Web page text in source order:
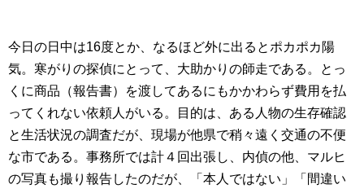
今日の日中は16度とか、なるほど外に出るとポカポカ陽
気。寒がりの探偵にとって、大助かりの師走である。とっ
くに商品（報告書）を渡してあるにもかかわらず費用を払
ってくれない依頼人がいる。目的は、ある人物の生存確認
と生活状況の調査だが、現場が他県で稍々遠く交通の不便
な市である。事務所では計４回出張し、内偵の他、マルヒ
の写真も撮り報告したのだが、「本人ではない」「間違い